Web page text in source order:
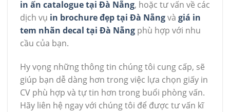
in ấn catalogue tại Đà Nẵng, hoặc tư vấn về các
dịch vụ in brochure đẹp tại Đà Nẵngvà giá in
tem nhãn decal tại Đà Nẵng phù hợp với nhu
cầu của bạn.
Hy vọng những thông tin chúng tôi cung cấp, sẽ
giúp bạn dễ dàng hơn trong việc lựa chọn giấy in
CV phù hợp và tự tin hơn trong buổi phòng vấn.
Hãy liên hệ ngay với chúng tôi để được tư vấn kĩ